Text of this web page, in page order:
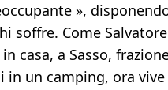
»,
soffre. Come
casa, a Sasso,
in un camping, ora